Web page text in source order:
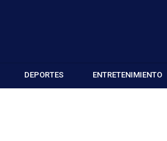
DEPORTES ENTRETENIMIENTO